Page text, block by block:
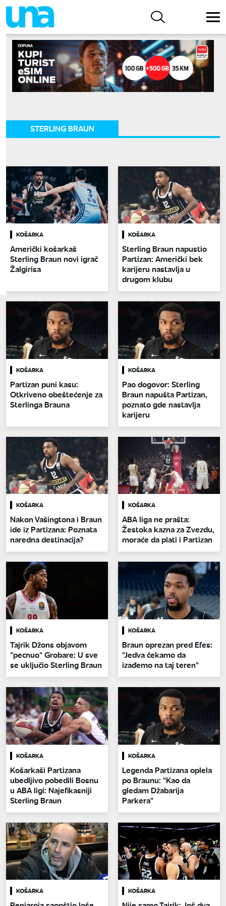
STERLING BRAUN
KOŠARKA
Američki košarkaš
Sterling Braun novi igrač
Žalgirisa
KOŠARKA
Sterling Braun napustio
Partizan: Američki bek
karijeru nastavlja u
drugom klubu
KOŠARKA
Partizan puni kasu:
Otkriveno obeštećenje za
Sterlinga Brauna
KOŠARKA
Pao dogovor: Sterling
Braun napušta Partizan,
poznato gde nastavlja
karijeru
KOŠARKA
Nakon Vašingtona i Braun
ide iz Partizana: Poznata
naredna destinacija?
KOŠARKA
ABA liga ne prašta:
Žestoka kazna za Zvezdu,
moraće da plati i Partizan
KOŠARKA
Tajrik Džons objavom
"pecnuo" Grobare: U sve
se uključio Sterling Braun
KOŠARKA
Braun oprezan pred Efes:
"Jedva čekamo da
izađemo na taj teren"
KOŠARKA
Košarkaši Partizana
ubedljivo pobedili Bosnu
u ABA ligi: Najefikasniji
Sterling Braun
KOŠARKA
Legenda Partizana oplela
po Braunu: "Kao da
gledam Džabarija
Parkera"
KOŠARKA KOŠARKA